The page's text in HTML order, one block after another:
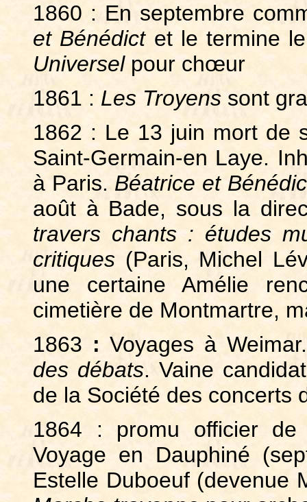
1860 : En septembre
et Bénédictet le termine
Universelpour chœur
1861 : Les Troyens sont
1862 : Le 13 juin mort de
Saint-Germain-en Laye.
à Paris. Béatrice et
août à Bade, sous la
travers chants : études
critiques (Paris, Michel
une certaine Amélie
cimetière de Montmartre,
1863 : Voyages à
des débats. Vaine
de la Société des concerts
1864 : promu officier de
Voyage en Dauphiné
Estelle Duboeuf (devenue